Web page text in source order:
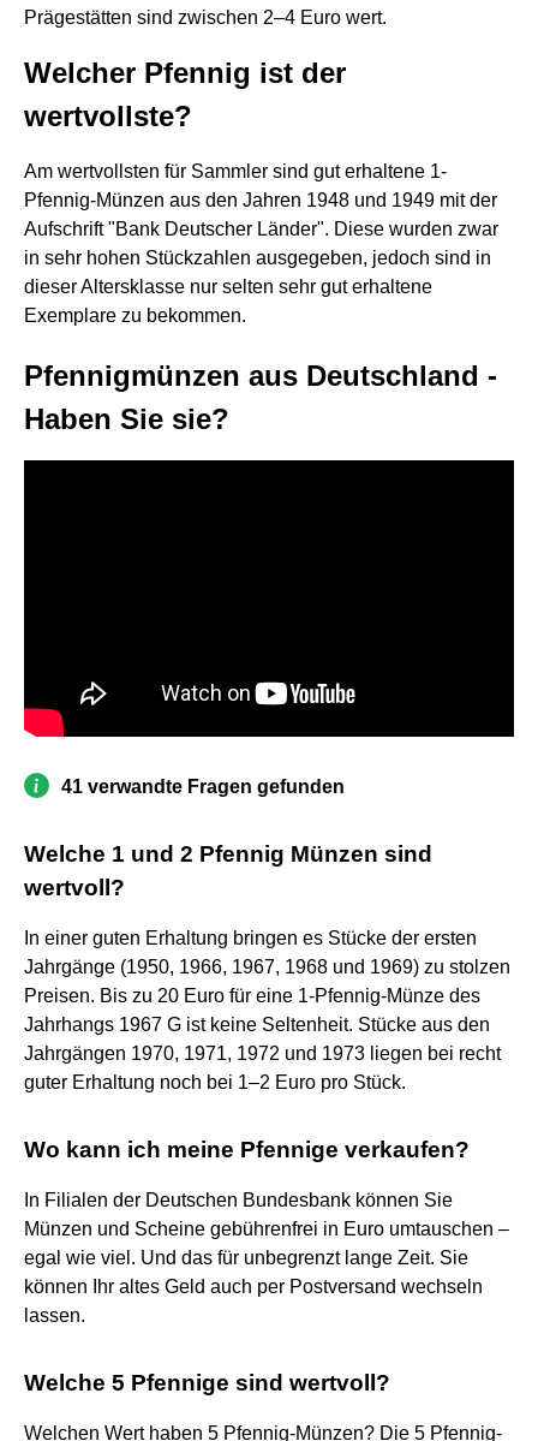
Prägestätten sind zwischen 2–4 Euro wert.
Welcher Pfennig ist der
wertvollste?
Am wertvollsten für Sammler sind gut erhaltene 1-
Pfennig-Münzen aus den Jahren 1948 und 1949 mit der
Aufschrift "Bank Deutscher Länder". Diese wurden zwar
in sehr hohen Stückzahlen ausgegeben, jedoch sind in
dieser Altersklasse nur selten sehr gut erhaltene
Exemplare zu bekommen.
Pfennigmünzen aus Deutschland -
Haben Sie sie?
41 verwandte Fragen gefunden
Welche 1 und 2 Pfennig Münzen sind
wertvoll?
In einer guten Erhaltung bringen es Stücke der ersten
Jahrgänge (1950, 1966, 1967, 1968 und 1969) zu stolzen
Preisen. Bis zu 20 Euro für eine 1-Pfennig-Münze des
Jahrhangs 1967 G ist keine Seltenheit. Stücke aus den
Jahrgängen 1970, 1971, 1972 und 1973 liegen bei recht
guter Erhaltung noch bei 1–2 Euro pro Stück.
Wo kann ich meine Pfennige verkaufen?
In Filialen der Deutschen Bundesbank können Sie
Münzen und Scheine gebührenfrei in Euro umtauschen –
egal wie viel. Und das für unbegrenzt lange Zeit. Sie
können Ihr altes Geld auch per Postversand wechseln
lassen.
Welche 5 Pfennige sind wertvoll?
Welchen Wert haben 5 Pfennig-Münzen? Die 5 Pfennig-